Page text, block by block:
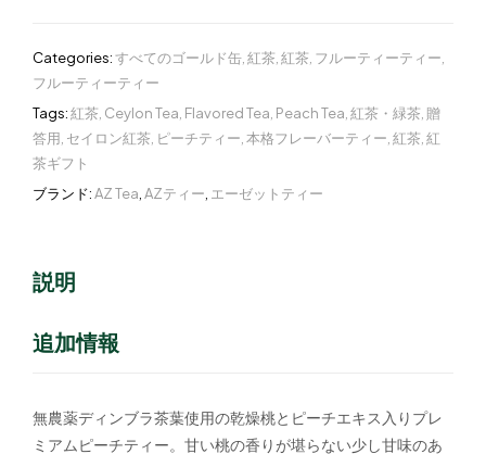
Categories:すべてのゴールド缶 紅茶 紅茶 フルーティーティー
フルーティーティー
Tags:紅茶 Ceylon Tea Flavored Tea Peach Tea 紅茶・緑茶 贈
答用 セイロン紅茶 ピーチティー 本格フレーバーティー 紅茶 紅
茶ギフト
ブランド:AZ Tea AZティー エーゼットティー
説明
追加情報
無農薬ディンブラ茶葉使用の乾燥桃とピーチエキス入りプレ
ミアムピーチティー。甘い桃の香りが堪らない少し甘味のあ